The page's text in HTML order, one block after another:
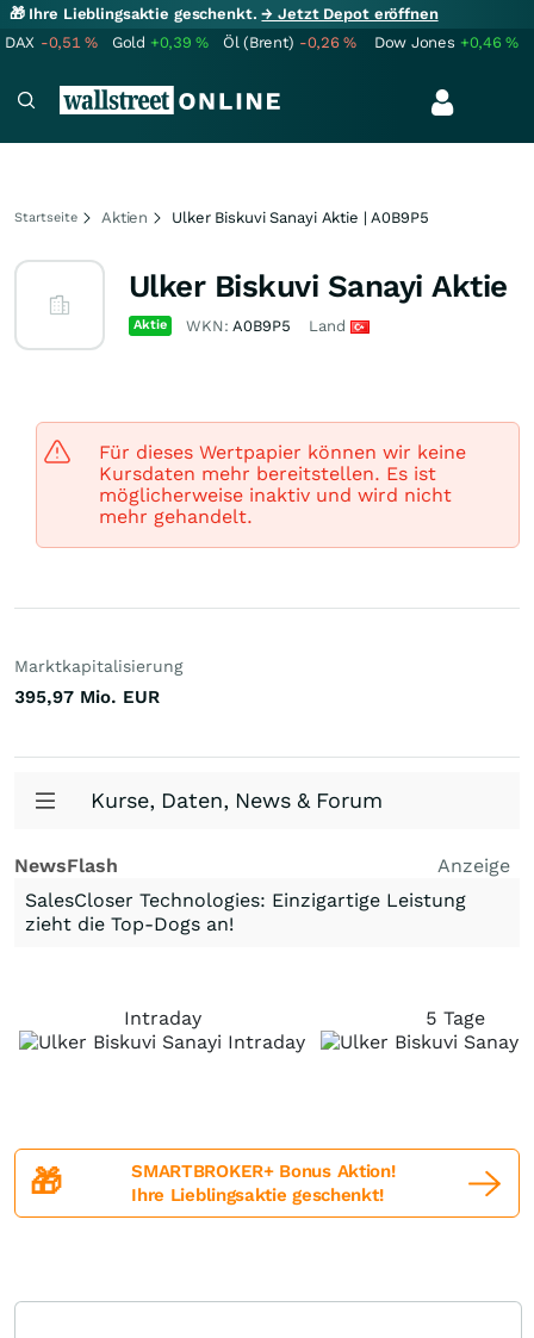
🎁 Ihre Lieblingsaktie geschenkt.→ Jetzt Depot eröffnen
DAX -0,51% Gold +0,39% Öl (Brent) -0,26% Dow Jones +0,46%
Startseite Aktien Ulker Biskuvi Sanayi Aktie | A0B9P5
Ulker Biskuvi Sanayi Aktie
Aktie WKN:A0B9P5 Land
Für dieses Wertpapier können wir keine
Kursdaten mehr bereitstellen. Es ist
möglicherweise inaktiv und wird nicht
mehr gehandelt.
Marktkapitalisierung
395,97 Mio. EUR
Kurse, Daten, News & Forum
NewsFlash
Anzeige
SalesCloser Technologies: Einzigartige Leistung
zieht die Top-Dogs an!
Intraday 5 Tage
🎁
SMARTBROKER+ Bonus Aktion!
Ihre Lieblingsaktie geschenkt!